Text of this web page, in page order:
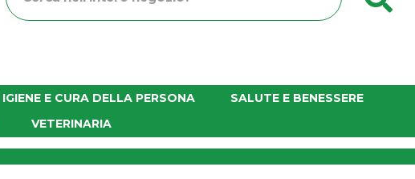
IGIENE E CURA DELLA PERSONA
SALUTE E BENESSERE
VETERINARIA